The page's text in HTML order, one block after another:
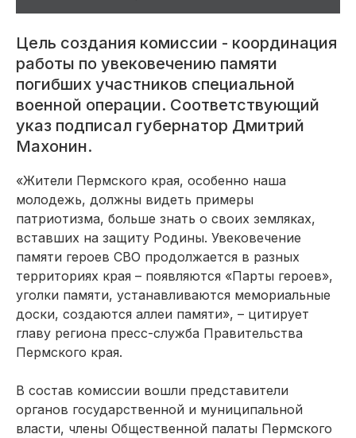
Цель создания комиссии - координация
работы по увековечению памяти
погибших участников специальной
военной операции. Соответствующий
указ подписал губернатор Дмитрий
Махонин.
«Жители Пермского края, особенно наша
молодежь, должны видеть примеры
патриотизма, больше знать о своих земляках,
вставших на защиту Родины. Увековечение
памяти героев СВО продолжается в разных
территориях края – появляются «Парты героев»,
уголки памяти, устанавливаются мемориальные
доски, создаются аллеи памяти», – цитирует
главу региона пресс-служба Правительства
Пермского края.
В состав комиссии вошли представители
органов государственной и муниципальной
власти, члены Общественной палаты Пермского